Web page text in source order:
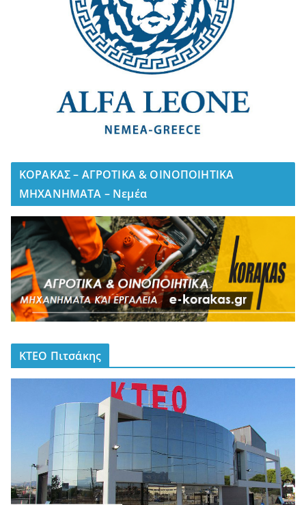
ΚΟΡΑΚΑΣ – ΑΓΡΟΤΙΚΑ & ΟΙΝΟΠΟΙΗΤΙΚΑ
ΜΗΧΑΝΗΜΑΤΑ – Νεμέα
ΚΤΕΟ Πιτσάκης